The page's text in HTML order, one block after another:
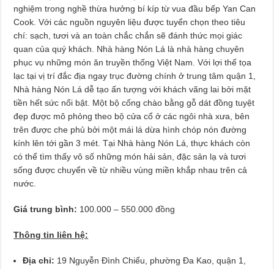
nghiệm trong nghề thừa hưởng bí kíp từ vua đầu bếp Yan Can
Cook. Với các nguồn nguyên liệu được tuyển chọn theo tiêu
chí: sạch, tươi và an toàn chắc chắn sẽ đánh thức mọi giác
quan của quý khách. Nhà hàng Nón Lá là nhà hàng chuyên
phục vụ những món ăn truyền thống Việt Nam. Với lợi thế tọa
lạc tại vị trí đắc địa ngay trục đường chính ở trung tâm quận 1,
Nhà hàng Nón Lá dễ tạo ấn tượng với khách vãng lai bởi mặt
tiền hết sức nổi bật. Một bộ cổng chào bằng gỗ dát đồng tuyệt
đẹp được mô phỏng theo bộ cửa cổ ở các ngôi nhà xưa, bên
trên được che phủ bởi một mái lá dừa hình chóp nón đường
kính lên tới gần 3 mét. Tại Nhà hàng Nón Lá, thực khách còn
có thể tìm thấy vô số những món hải sản, đặc sản lạ và tươi
sống được chuyển về từ nhiều vùng miền khắp nhau trên cả
nước.
Giá trung bình: 100.000 – 550.000 đồng
Thông tin liên hệ:
Địa chỉ: 19 Nguyễn Đình Chiểu, phường Đa Kao, quận 1,